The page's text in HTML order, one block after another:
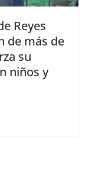
Reyes
de más de
su
niños y